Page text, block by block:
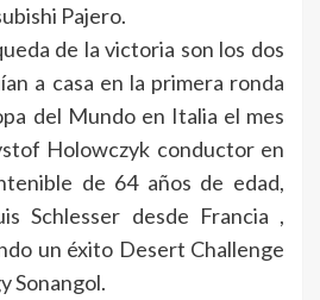
Pajero.
de la victoria son los dos
a casa en la primera ronda
del Mundo en Italia el mes
Holowczyk conductor en
de 64 años de edad,
Schlesser desde Francia ,
un éxito Desert Challenge
Sonangol.